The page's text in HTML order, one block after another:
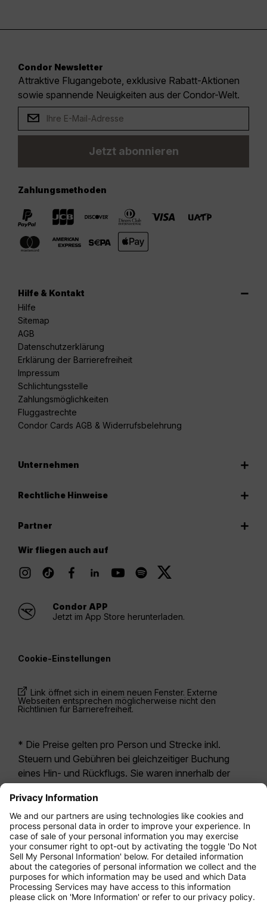
Condor Newsletter
Attraktive Flugangebote, exklusive Rabatt-Aktionen
sowie spannende Neuigkeiten aus der Condor-Welt.
Jetzt abonnieren
Zahlungsmethoden
Hilfe & Kontakt
Hilfe
Sitemap
AGB
Datenschutzerklärung
Erklärung der Barrierefreiheit
Impressum
Schlichtungsstelle
Zahlungsmöglichkeiten
Fluggastrechte
Condor Cards AGB & Widerrufsbelehrung
Unternehmen
Rechtliche Hinweise
Partner
Wir fliegen auch auf
Condor APP
Jetzt im App Store herunterladen.
Cookie-Einstellungen
Link öffnet sich in einem neuen Fenster. Externe
Webseiten entsprechen möglicherweise nicht den
Richtlinien für Barrierefreiheit.
* Die Preise gelten pro Person und Strecke inkl.
Steuern und Gebühren bei gleichzeitiger Buchung
eines Hin- und Rückflugs. Sie waren innerhalb der
möglicherweise nicht mehr aktuell. Bei den für die
Economy Class angegebenen Tarifen handelt es
sich i.d.R. um Economy Zero, unsere restriktivste
Tarifoption. Es können hierfür zusätzliche Gebühren
fürAufgabegepäckoder für andere optionale
Leistungen anfallen. Es gelten dieAllgemeinen
Geschäftsbedingungen .